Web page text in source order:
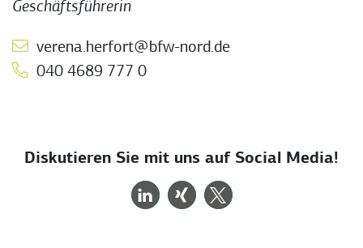
Geschäftsführerin
verena.herfort@bfw-nord.de
040 4689 777 0
Diskutieren Sie mit uns auf Social Media!